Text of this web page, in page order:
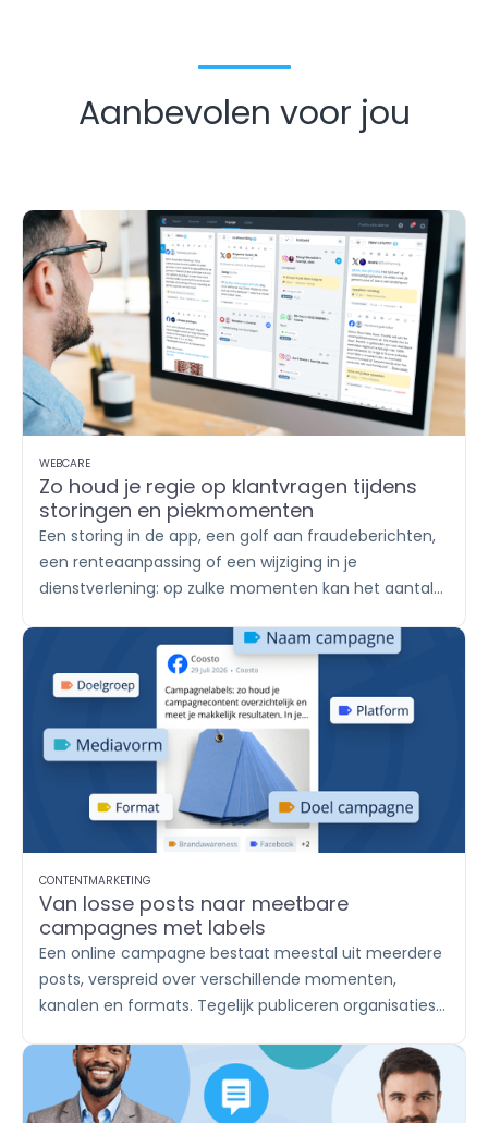
Aanbevolen voor jou
WEBCARE
Zo houd je regie op klantvragen tijdens
storingen en piekmomenten
Een storing in de app, een golf aan fraudeberichten,
een renteaanpassing of een wijziging in je
dienstverlening: op zulke momenten kan het aantal
stuurt een WhatsApp-bericht, een ander reageert
onder een socialmediapost en weer een ander
plaatst een review. MetEngagebreng je alle
berichten samen, verdeel je het werk onder teams
en help je klanten met een duidelijk en consistent
CONTENTMARKETING
Van losse posts naar meetbare
campagnes met labels
Een online campagne bestaat meestal uit meerdere
posts, verspreid over verschillende momenten,
kanalen en formats. Tegelijk publiceren organisaties
inhakers, vacatures en klantverhalen. Met labels
breng je die content onder in herkenbare groepen. Zo
houd je inPublish overzicht en zie je in
Report